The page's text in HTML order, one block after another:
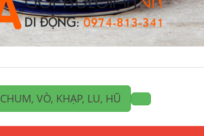
CHUM, VÒ, KHẠP, LU, HŨ